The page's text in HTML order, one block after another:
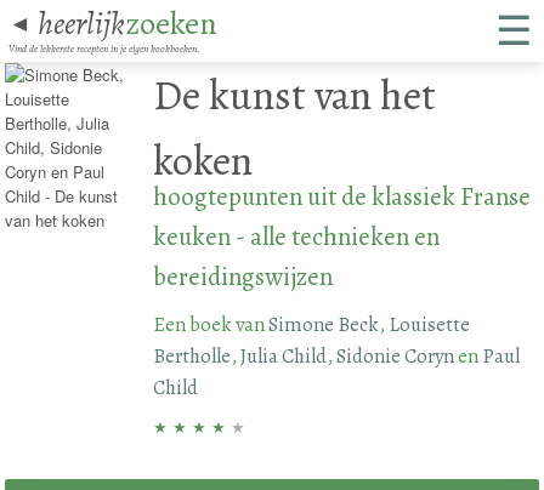
◄ heerlijkzoeken
Vind de lekkerste recepten in je eigen kookboeken. ☰
De kunst van het
koken
hoogtepunten uit de klassiek Franse
keuken - alle technieken en
bereidingswijzen
Een boek vanSimone Beck, Louisette
Bertholle,Julia Child,Sidonie CorynenPaul
Child
★ ★ ★ ★ ★